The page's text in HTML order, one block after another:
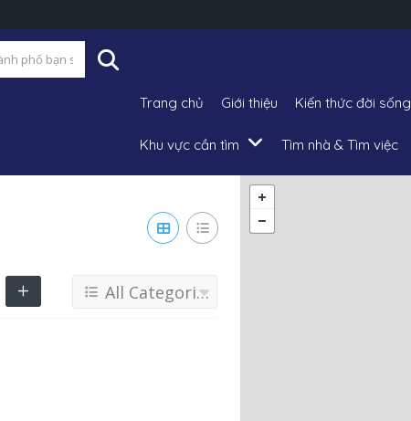
Trang chủ Giới thiệu Kiến thức đời sống
Khu vực cần tìm Tìm nhà & Tìm việc
All Categories